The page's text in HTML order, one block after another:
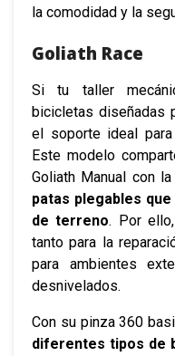
la comodidad y la
Goliath Race
Si tu taller
bicicletas diseñadas
el soporte ideal
Este modelo
Goliath Manual con
patas plegables
de terreno. Por
tanto para la
para ambientes
desnivelados.
Con su pinza 360
diferentes tipos de